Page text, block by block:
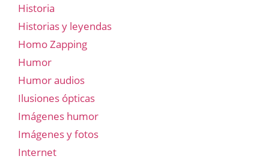
Historia
Historias y leyendas
Homo Zapping
Humor
Humor audios
Ilusiones ópticas
Imágenes humor
Imágenes y fotos
Internet